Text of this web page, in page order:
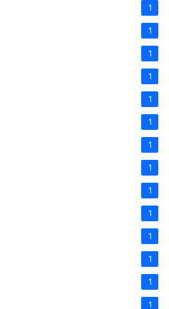
1
1
1
1
1
1
1
1
1
1
1
1
1
1